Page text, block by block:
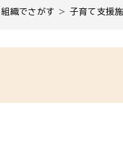
組織でさがす >子育て支援